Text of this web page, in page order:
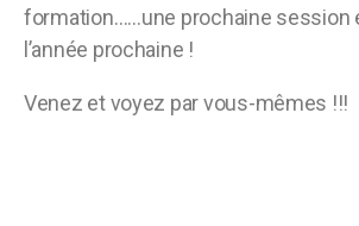
formation……une prochaine session
l’année prochaine !
Venez et voyez par vous-mêmes !!!